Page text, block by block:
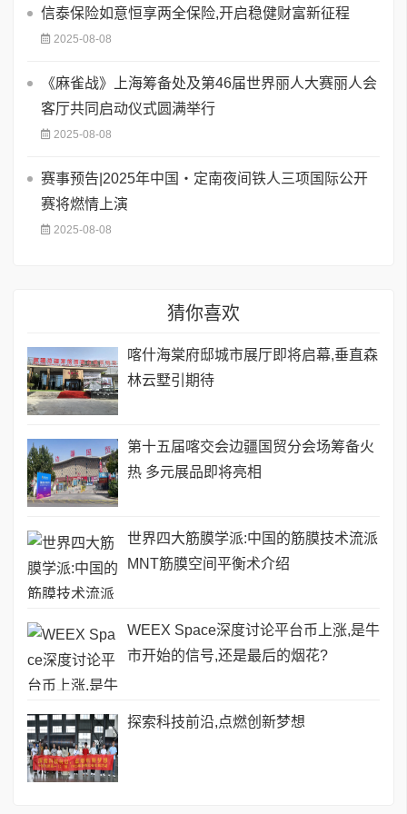
信泰保险如意恒享两全保险,开启稳健财富新征程
2025-08-08
《麻雀战》上海筹备处及第46届世界丽人大赛丽人会
客厅共同启动仪式圆满举行
2025-08-08
赛事预告|2025年中国・定南夜间铁人三项国际公开
赛将燃情上演
2025-08-08
猜你喜欢
喀什海棠府邸城市展厅即将启幕,垂直森
林云墅引期待
第十五届喀交会边疆国贸分会场筹备火
热 多元展品即将亮相
世界四大筋膜学派:中国的筋膜技术流派
MNT筋膜空间平衡术介绍
WEEX Space深度讨论平台币上涨,是牛
市开始的信号,还是最后的烟花?
探索科技前沿,点燃创新梦想